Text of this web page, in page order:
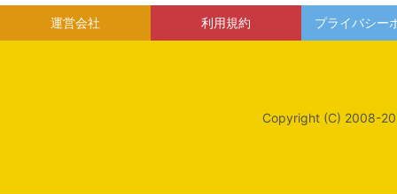
運営会社 利用規約 プライバシー
Copyright (C) 2008-